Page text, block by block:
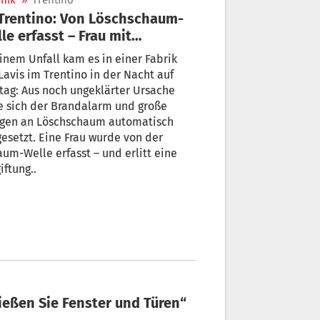
erfasst – Frau mit
ins Spital gebracht
Unfall kam es in einer Fabrik
im Trentino in der Nacht auf
Aus noch ungeklärter Ursache
sich der Brandalarm und große
an Löschschaum automatisch
Eine Frau wurde von der
Welle erfasst – und erlitt eine
Sie Fenster und Türen“